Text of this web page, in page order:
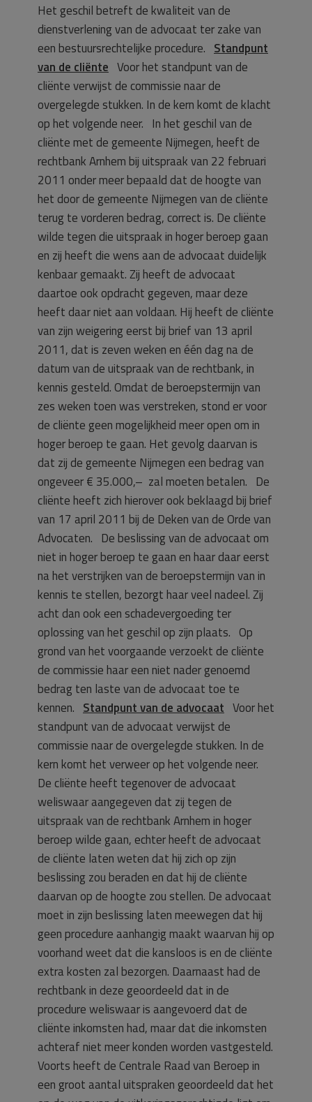
Het geschil betreft de kwaliteit van de
dienstverlening van de advocaat ter zake van
een bestuursrechtelijke procedure. Standpunt
van de cliënte Voor het standpunt van de
cliënte verwijst de commissie naar de
overgelegde stukken. In de kern komt de klacht
op het volgende neer. In het geschil van de
cliënte met de gemeente Nijmegen, heeft de
rechtbank Arnhem bij uitspraak van 22 februari
2011 onder meer bepaald dat de hoogte van
het door de gemeente Nijmegen van de cliënte
terug te vorderen bedrag, correct is. De cliënte
wilde tegen die uitspraak in hoger beroep gaan
en zij heeft die wens aan de advocaat duidelijk
kenbaar gemaakt. Zij heeft de advocaat
daartoe ook opdracht gegeven, maar deze
heeft daar niet aan voldaan. Hij heeft de cliënte
van zijn weigering eerst bij brief van 13 april
2011, dat is zeven weken en één dag na de
datum van de uitspraak van de rechtbank, in
kennis gesteld. Omdat de beroepstermijn van
zes weken toen was verstreken, stond er voor
de cliënte geen mogelijkheid meer open om in
hoger beroep te gaan. Het gevolg daarvan is
dat zij de gemeente Nijmegen een bedrag van
ongeveer € 35.000,– zal moeten betalen. De
cliënte heeft zich hierover ook beklaagd bij brief
van 17 april 2011 bij de Deken van de Orde van
Advocaten. De beslissing van de advocaat om
niet in hoger beroep te gaan en haar daar eerst
na het verstrijken van de beroepstermijn van in
kennis te stellen, bezorgt haar veel nadeel. Zij
acht dan ook een schadevergoeding ter
oplossing van het geschil op zijn plaats. Op
grond van het voorgaande verzoekt de cliënte
de commissie haar een niet nader genoemd
bedrag ten laste van de advocaat toe te
kennen. Standpunt van de advocaat Voor het
standpunt van de advocaat verwijst de
commissie naar de overgelegde stukken. In de
kern komt het verweer op het volgende neer.
De cliënte heeft tegenover de advocaat
weliswaar aangegeven dat zij tegen de
uitspraak van de rechtbank Arnhem in hoger
beroep wilde gaan, echter heeft de advocaat
de cliënte laten weten dat hij zich op zijn
beslissing zou beraden en dat hij de cliënte
daarvan op de hoogte zou stellen. De advocaat
moet in zijn beslissing laten meewegen dat hij
geen procedure aanhangig maakt waarvan hij op
voorhand weet dat die kansloos is en de cliënte
extra kosten zal bezorgen. Daarnaast had de
rechtbank in deze geoordeeld dat in de
procedure weliswaar is aangevoerd dat de
cliënte inkomsten had, maar dat die inkomsten
achteraf niet meer konden worden vastgesteld.
Voorts heeft de Centrale Raad van Beroep in
een groot aantal uitspraken geoordeeld dat het